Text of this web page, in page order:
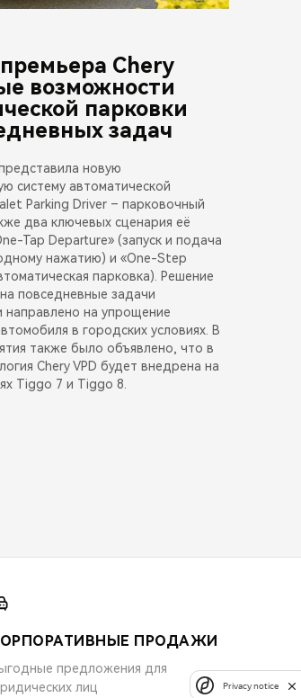
Chery
возможности
парковки
задач
новую
систему автоматической
Parking Driver – парковочный
два ключевых сценария её
Tap Departure» (запуск и подача
нажатию) и «One-Step
парковка). Решение
повседневные задачи
направлено на упрощение
в городских условиях. В
также было объявлено, что в
Chery VPD будет внедрена на
Tiggo 7 и Tiggo 8.
ПРОДАЖИ
предложения для
лиц
Privacy notice